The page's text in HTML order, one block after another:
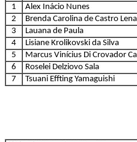
1
Alex Inácio Nunes
2
Brenda Carolina de Castro
3
Lauana de Paula
4
Lisiane Krolikovski da Silva
5
Marcus Vinícius Di Crovador
6
Roselei Delziovo Sala
7
Tsuani Effting Yamaguishi